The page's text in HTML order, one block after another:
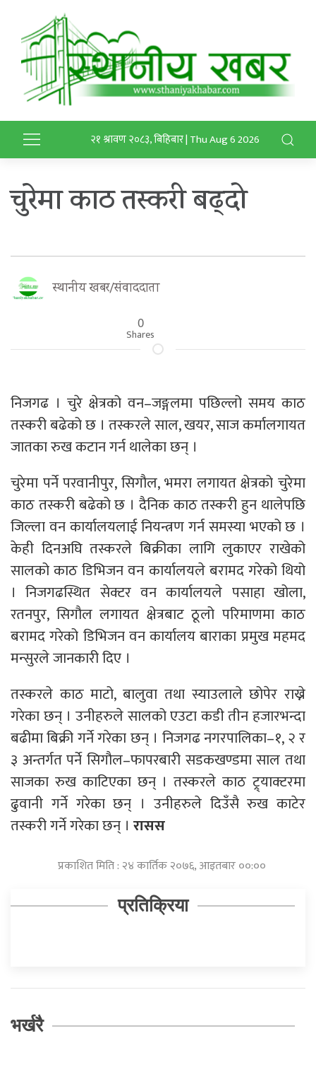
२१ श्रावण २०८३, बिहिबार | Thu Aug 6 2026
चुरेमा काठ तस्करी बढ्दो
स्थानीय खबर/संवाददाता
0
Shares
निजगढ । चुरे क्षेत्रको वन–जङ्गलमा पछिल्लो समय काठ
तस्करी बढेको छ । तस्करले साल, खयर, साज कर्मालगायत
जातका रुख कटान गर्न थालेका छन् ।
चुरेमा पर्ने परवानीपुर, सिगौल, भमरा लगायत क्षेत्रको चुरेमा
काठ तस्करी बढेको छ । दैनिक काठ तस्करी हुन थालेपछि
जिल्ला वन कार्यालयलाई नियन्त्रण गर्न समस्या भएको छ ।
केही दिनअघि तस्करले बिक्रीका लागि लुकाएर राखेको
सालको काठ डिभिजन वन कार्यालयले बरामद गरेको थियो
। निजगढस्थित सेक्टर वन कार्यालयले पसाहा खोला,
रतनपुर, सिगौल लगायत क्षेत्रबाट ठूलो परिमाणमा काठ
बरामद गरेको डिभिजन वन कार्यालय बाराका प्रमुख महमद
मन्सुरले जानकारी दिए ।
तस्करले काठ माटो, बालुवा तथा स्याउलाले छोपेर राख्ने
गरेका छन् । उनीहरुले सालको एउटा कडी तीन हजारभन्दा
बढीमा बिक्री गर्ने गरेका छन् । निजगढ नगरपालिका–१, २ र
३ अन्तर्गत पर्ने सिगौल–फापरबारी सडकखण्डमा साल तथा
साजका रुख काटिएका छन् । तस्करले काठ ट्र्याक्टरमा
ढुवानी गर्ने गरेका छन् । उनीहरुले दिउँसै रुख काटेर
तस्करी गर्ने गरेका छन् । रासस
प्रकाशित मिति : २४ कार्तिक २०७६, आइतबार ००:००
प्रतिक्रिया
भर्खरै